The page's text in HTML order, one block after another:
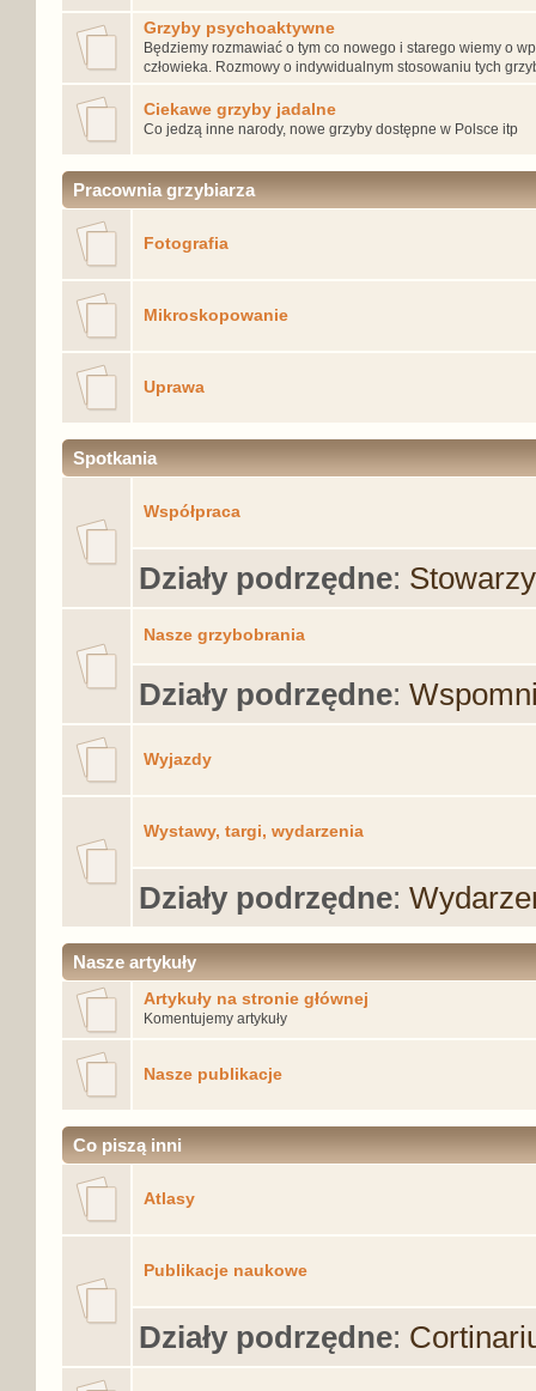
Grzyby psychoaktywne
Będziemy rozmawiać o tym co nowego i starego wiemy o
człowieka. Rozmowy o indywidualnym stosowaniu tych
Ciekawe grzyby jadalne
Co jedzą inne narody, nowe grzyby dostępne w Polsce itp
Pracownia grzybiarza
Fotografia
Mikroskopowanie
Uprawa
Spotkania
Współpraca
Działy podrzędne:
Nasze grzybobrania
Działy podrzędne:
Wyjazdy
Wystawy, targi, wydarzenia
Działy podrzędne:
Nasze artykuły
Artykuły na stronie głównej
Komentujemy artykuły
Nasze publikacje
Co piszą inni
Atlasy
Publikacje naukowe
Działy podrzędne: